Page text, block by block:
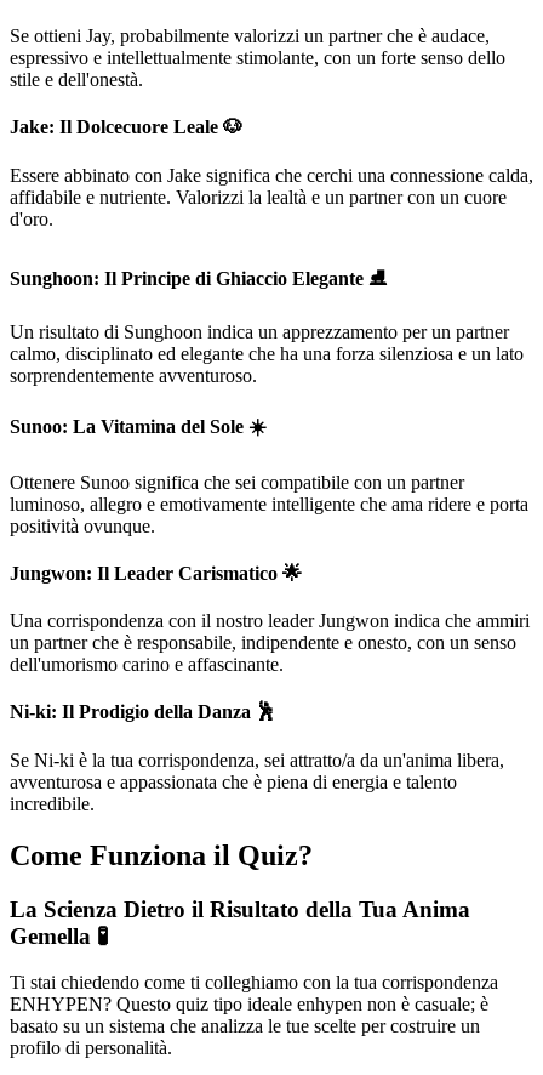
Se ottieni Jay, probabilmente valorizzi un partner che è audace,
espressivo e intellettualmente stimolante, con un forte senso dello
stile e dell'onestà.
Jake: Il Dolcecuore Leale 🐶
Essere abbinato con Jake significa che cerchi una connessione calda,
affidabile e nutriente. Valorizzi la lealtà e un partner con un cuore
d'oro.
Sunghoon: Il Principe di Ghiaccio Elegante ⛸️
Un risultato di Sunghoon indica un apprezzamento per un partner
calmo, disciplinato ed elegante che ha una forza silenziosa e un lato
sorprendentemente avventuroso.
Sunoo: La Vitamina del Sole ☀️
Ottenere Sunoo significa che sei compatibile con un partner
luminoso, allegro e emotivamente intelligente che ama ridere e porta
positività ovunque.
Jungwon: Il Leader Carismatico 🌟
Una corrispondenza con il nostro leader Jungwon indica che ammiri
un partner che è responsabile, indipendente e onesto, con un senso
dell'umorismo carino e affascinante.
Ni-ki: Il Prodigio della Danza 🕺
Se Ni-ki è la tua corrispondenza, sei attratto/a da un'anima libera,
avventurosa e appassionata che è piena di energia e talento
incredibile.
Come Funziona il Quiz?
La Scienza Dietro il Risultato della Tua Anima
Gemella 🧪
Ti stai chiedendo come ti colleghiamo con la tua corrispondenza
ENHYPEN? Questo quiz tipo ideale enhypen non è casuale; è
basato su un sistema che analizza le tue scelte per costruire un
profilo di personalità.